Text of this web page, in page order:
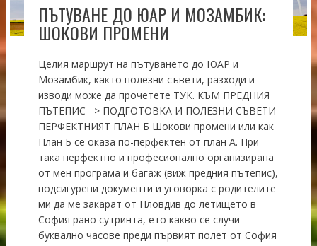
ПЪТУВАНЕ ДО ЮАР И МОЗАМБИК:
ШОКОВИ ПРОМЕНИ
Целия маршрут на пътуването до ЮАР и
Мозамбик, както полезни съвети, разходи и
изводи може да прочетете ТУК. КЪМ ПРЕДНИЯ
ПЪТЕПИС –> ПОДГОТОВКА И ПОЛЕЗНИ СЪВЕТИ
ПЕРФЕКТНИЯТ ПЛАН Б Шокови промени или как
План Б се оказа по-перфектен от план А. При
така перфектно и професионално организирана
от мен програма и багаж (виж предния пътепис),
подсигурени документи и уговорка с родителите
ми да ме закарат от Пловдив до летището в
София рано сутринта, ето какво се случи
буквално часове преди първият полет от София